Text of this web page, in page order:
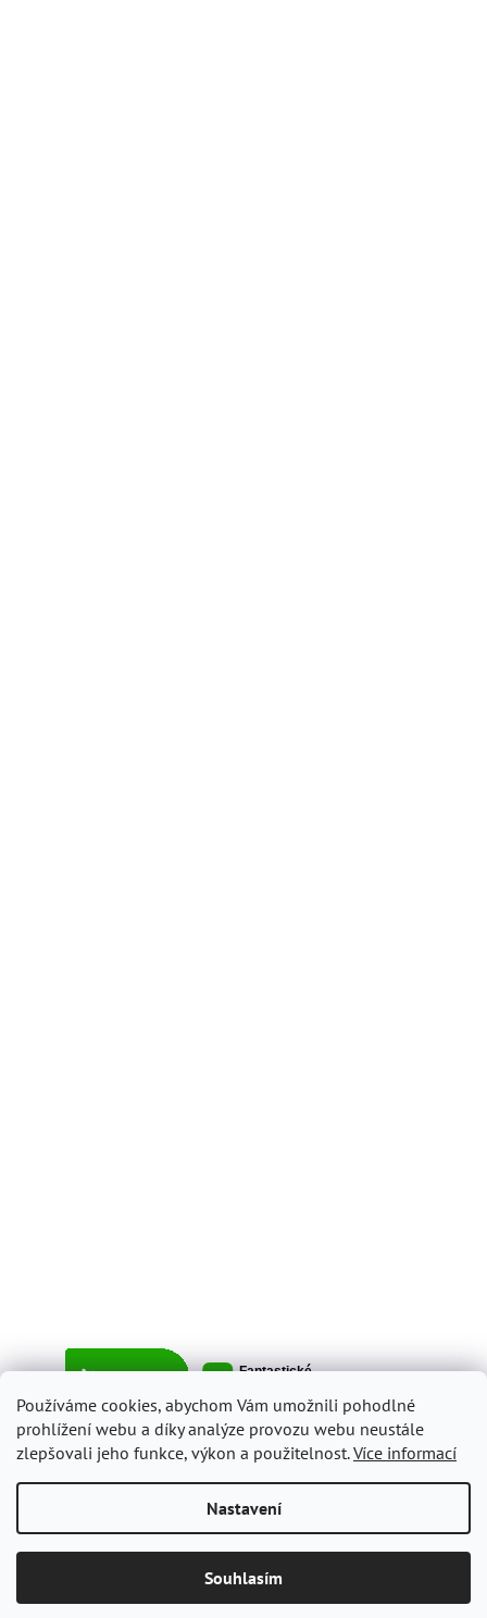
Používáme cookies, abychom Vám umožnili pohodlné
prohlížení webu a díky analýze provozu webu neustále
zlepšovali jeho funkce, výkon a použitelnost.Více informací
Nastavení
Souhlasím
Copyright 2026ItalyShop.cz. Všechna práva vyhrazena.Upravit
nastavení cookies